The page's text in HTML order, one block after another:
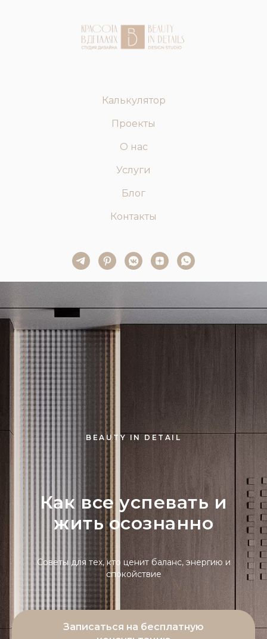
Калькулятор
Проекты
О нас
Услуги
Блог
Контакты
BEAUTY IN DETAIL
Как все успевать и
жить осознанно
Советы для тех, кто ценит баланс, энергию и
спокойствие
Записаться на бесплатную